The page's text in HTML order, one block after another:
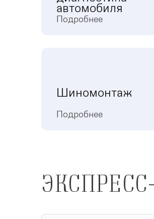
автомобиля
Подробнее
Шиномонтаж
Подробнее